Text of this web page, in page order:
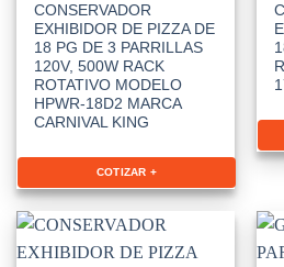
CONSERVADOR
EXHIBIDOR DE PIZZA DE
18 PG DE 3 PARRILLAS
120V, 500W RACK
ROTATIVO MODELO
HPWR-18D2 MARCA
CARNIVAL KING
COTIZAR +